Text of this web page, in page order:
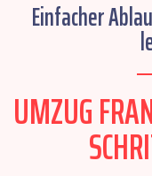
Einfacher
UMZUG